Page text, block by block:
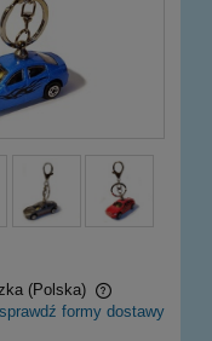
(Polska)
płatności
sprawdź formy dostawy